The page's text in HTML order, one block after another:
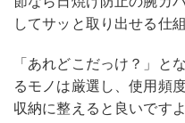
してサッと取り出せる仕組
「あれどこだっけ？」と
るモノは厳選し、使用頻
収納に整えると良いですよ